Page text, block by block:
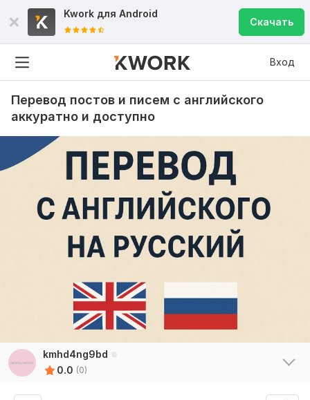
Kwork для Android
Скачать
Вход
Перевод постов и писем с английского
аккуратно и доступно
kmhd4ng9bd
0.0 (0)